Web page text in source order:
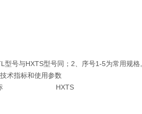
型号与HXTS型号同；2、序号1-5为常用规格
术指标和使用参数
全指标 HXTS